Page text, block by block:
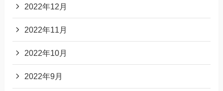
2022年12月
2022年11月
2022年10月
2022年9月